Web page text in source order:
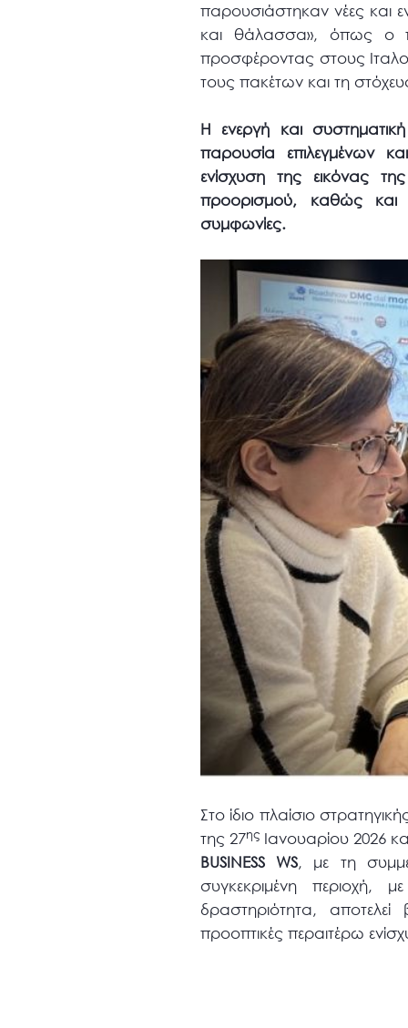
παρουσιάστηκαν νέες και
και θάλασσα», όπως ο
προσφέροντας στους
τους πακέτων και τη
Η ενεργή και
παρουσία επιλεγμένων
ενίσχυση της εικόνας
προορισμού, καθώς και
συμφωνίες.
Στο ίδιο πλαίσιο
της 27ης Ιανουαρίου 2026
BUSINESS WS, με τη
συγκεκριμένη περιοχή,
δραστηριότητα,
προοπτικές περαιτέρω